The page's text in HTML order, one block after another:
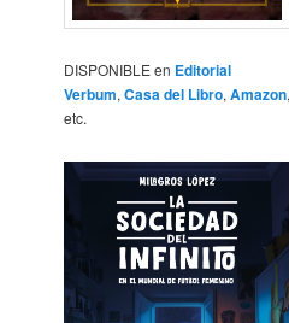
DISPONIBLE en Editorial
Verbum, Casa del Libro, Amazon,
etc.